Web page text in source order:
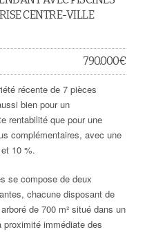
CENTRE-VILLE
790.000€
récente de 7 pièces
bien pour un
rentabilité que pour une
complémentaires, avec une
10 %.
se compose de deux
chacune disposant de
de 700 m² situé dans un
immédiate des